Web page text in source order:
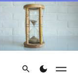
Rechercher